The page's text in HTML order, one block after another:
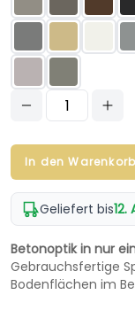
In den
Geliefert bis12.
Betonoptik in nur
Gebrauchsfertige
Bodenflächen im